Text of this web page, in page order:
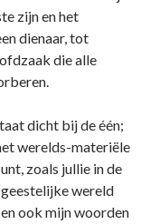
zijn en het
dienaar, tot
die alle
dicht bij de één;
werelds-materiële
zoals jullie in de
wereld
ook mijn woorden